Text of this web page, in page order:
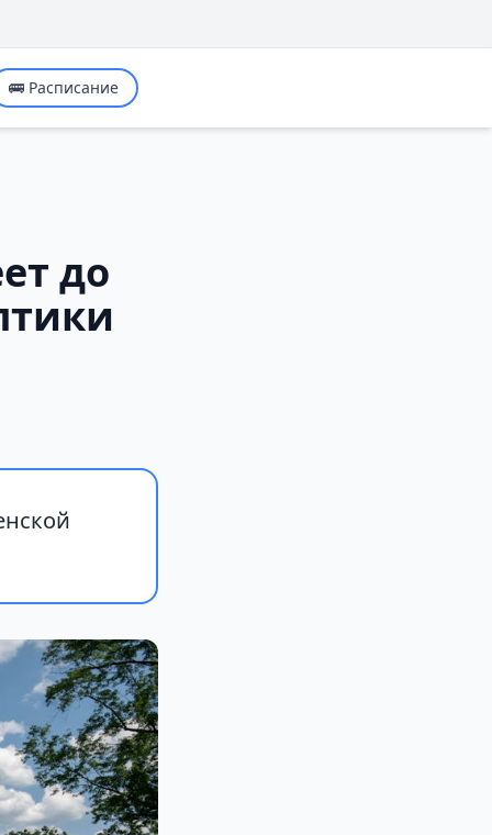
🚌 Расписание
до